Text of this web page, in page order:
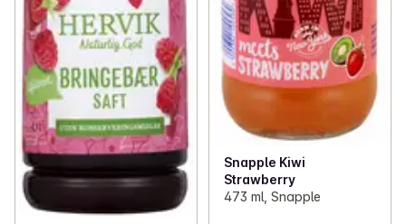
Snapple Kiwi
Strawberry
473 ml, Snapple